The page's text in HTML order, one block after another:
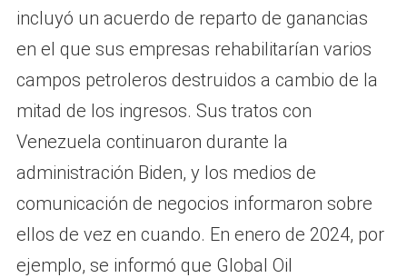
incluyó un acuerdo de reparto de ganancias
en el que sus empresas rehabilitarían varios
campos petroleros destruidos a cambio de la
mitad de los ingresos. Sus tratos con
Venezuela continuaron durante la
administración Biden, y los medios de
comunicación de negocios informaron sobre
ellos de vez en cuando. En enero de 2024, por
ejemplo, se informó que Global Oil